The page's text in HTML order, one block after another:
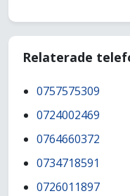
Relaterade
0757575309
0724002469
0764660372
0734718591
0726011897